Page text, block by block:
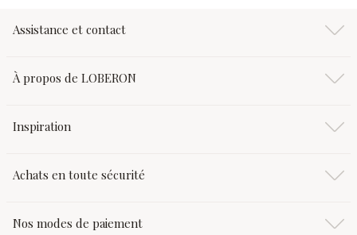
Assistance et contact
À propos de LOBERON
Inspiration
Achats en toute sécurité
Nos modes de paiement